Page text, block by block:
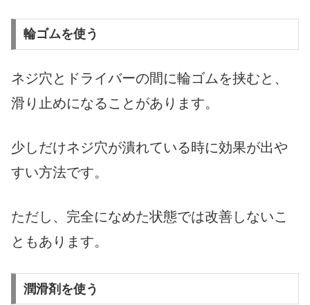
輪ゴムを使う
ネジ穴とドライバーの間に輪ゴムを挟むと、
滑り止めになることがあります。
少しだけネジ穴が潰れている時に効果が出や
すい方法です。
ただし、完全になめた状態では改善しないこ
ともあります。
潤滑剤を使う